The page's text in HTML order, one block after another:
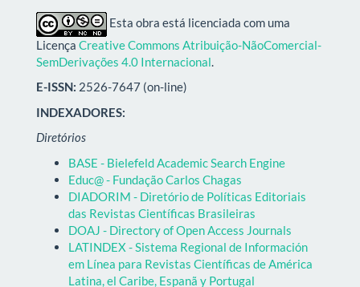
Esta obra está licenciada com uma
Licença Creative Commons Atribuição-NãoComercial-
SemDerivações 4.0 Internacional.
E-ISSN: 2526-7647 (on-line)
INDEXADORES:
Diretórios
BASE - Bielefeld Academic Search Engine
Educ@ - Fundação Carlos Chagas
DIADORIM - Diretório de Políticas Editoriais
das Revistas Científicas Brasileiras
DOAJ - Directory of Open Access Journals
LATINDEX - Sistema Regional de Información
em Línea para Revistas Científicas de América
Latina, el Caribe, Espanã y Portugal